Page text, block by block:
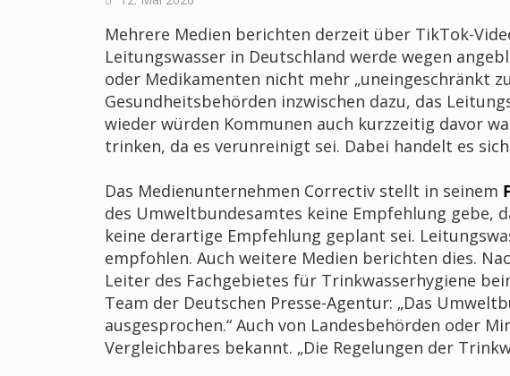
Mehrere Medien berichten derzeit über TikTok-
Leitungswasser in Deutschland werde wegen
oder Medikamenten nicht mehr „uneingeschränkt
Gesundheitsbehörden inzwischen dazu, das
wieder würden Kommunen auch kurzzeitig davor
trinken, da es verunreinigt sei. Dabei handelt es
Das Medienunternehmen Correctiv stellt in seinem
des Umweltbundesamtes keine Empfehlung gebe,
keine derartige Empfehlung geplant sei.
empfohlen. Auch weitere Medien berichten dies.
Leiter des Fachgebietes für Trinkwasserhygiene
Team der Deutschen Presse-Agentur: „Das
ausgesprochen.“ Auch von Landesbehörden oder
Vergleichbares bekannt. „Die Regelungen der